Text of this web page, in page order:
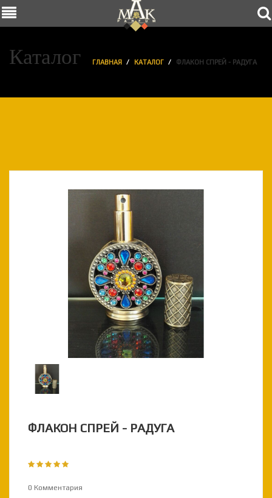
Каталог ГЛАВНАЯ КАТАЛОГ ФЛАКОН СПРЕЙ - РАДУГА
ФЛАКОН СПРЕЙ - РАДУГА
0 Комментария